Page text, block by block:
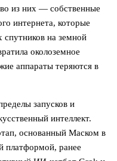
из них — собственные
интернета, которые
спутников на земной
околоземное
аппараты теряются в
запусков и
интеллект.
основанный Маском в
платформой, ранее